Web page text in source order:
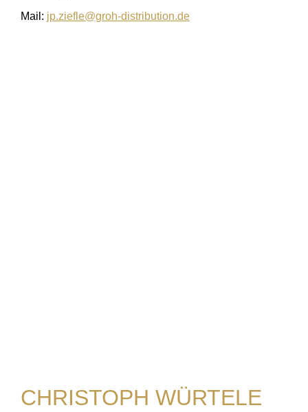
Mail: jp.ziefle@groh-distribution.de
CHRISTOPH WÜRTELE